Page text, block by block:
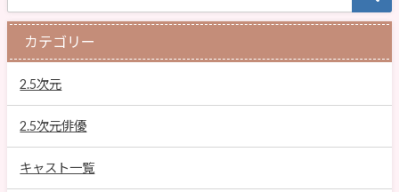
カテゴリー
2.5次元
2.5次元俳優
キャスト一覧